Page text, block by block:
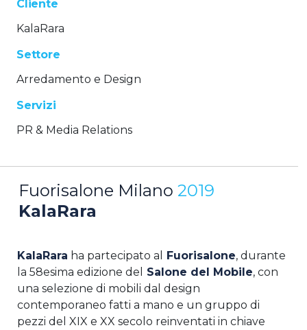
Cliente
KalaRara
Settore
Arredamento e Design
Servizi
PR & Media Relations
Fuorisalone Milano 2019
KalaRara
KalaRara ha partecipato al Fuorisalone, durante
la 58esima edizione del
Salone del Mobile, con
una selezione di mobili dal design
contemporaneo fatti a mano e un gruppo di
pezzi del XIX e XX secolo reinventati in chiave